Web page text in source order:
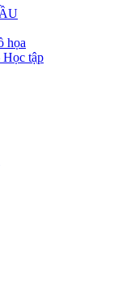
họa
tập